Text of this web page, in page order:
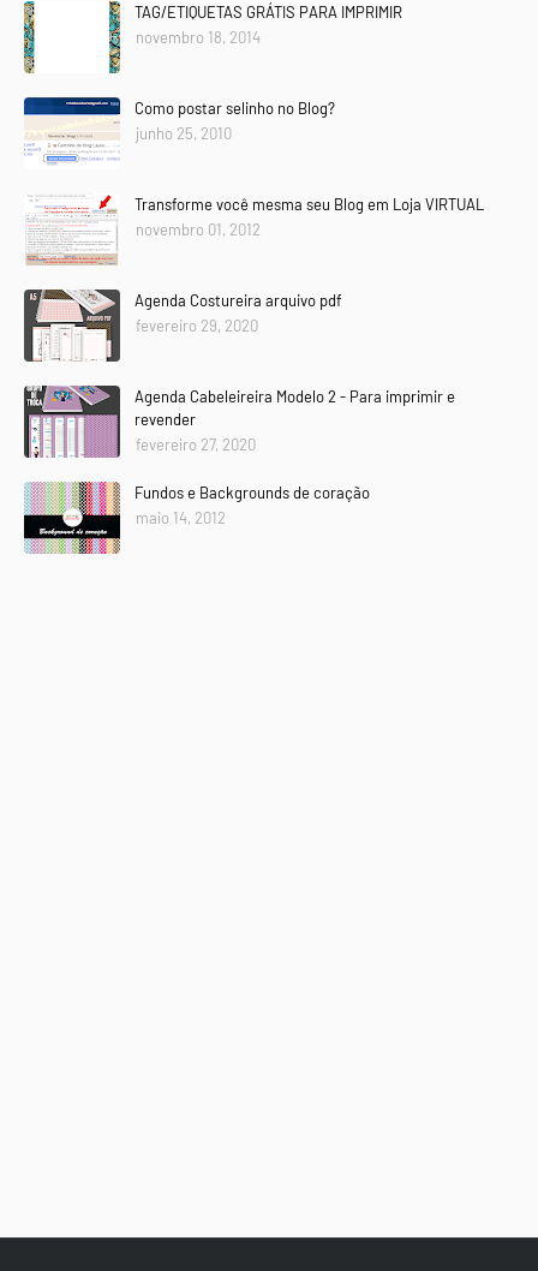
TAG/ETIQUETAS GRÁTIS PARA IMPRIMIR
novembro 18, 2014
Como postar selinho no Blog?
junho 25, 2010
Transforme você mesma seu Blog em Loja VIRTUAL
novembro 01, 2012
Agenda Costureira arquivo pdf
fevereiro 29, 2020
Agenda Cabeleireira Modelo 2 - Para imprimir e
revender
fevereiro 27, 2020
Fundos e Backgrounds de coração
maio 14, 2012